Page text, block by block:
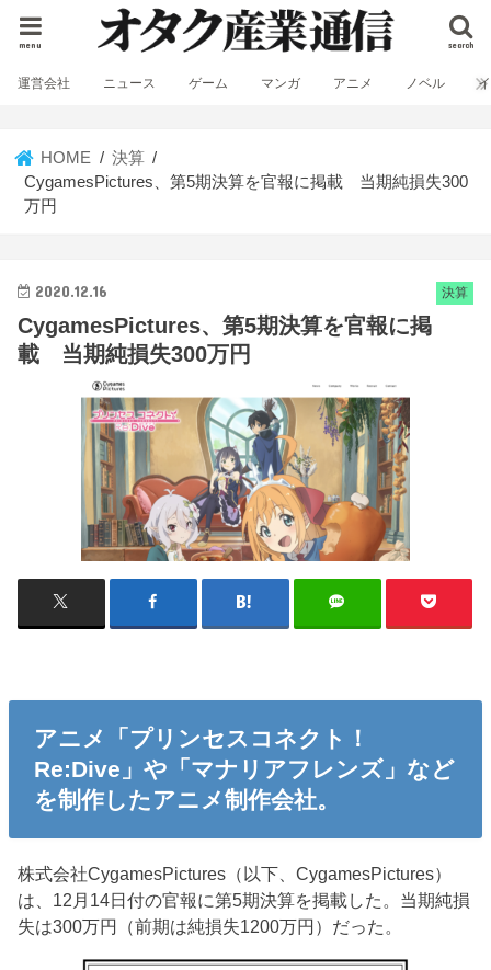
search
menu
運営会社 ニュース ゲーム マンガ アニメ ノベル
HOME
決算
CygamesPictures、第5期決算を官報に掲載 当期純損失300
万円
決算
2020.12.16
CygamesPictures、第5期決算を官報に掲
載 当期純損失300万円
アニメ「プリンセスコネクト！
Re:Dive」や「マナリアフレンズ」など
を制作したアニメ制作会社。
株式会社CygamesPictures（以下、CygamesPictures）
は、12月14日付の官報に第5期決算を掲載した。当期純損
失は300万円（前期は純損失1200万円）だった。